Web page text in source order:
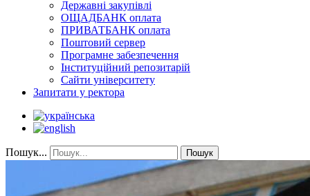
Державні закупівлі
ОЩАДБАНК оплата
ПРИВАТБАНК оплата
Поштовий сервер
Програмне забезпечення
Інституційний репозитарій
Сайти університету
Запитати у ректора
Пошук... Пошук